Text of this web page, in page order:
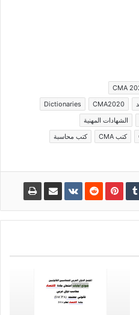
CMA
CMA2020
Dictionaries
الشهادات المهنية
كتب CMA
كتب محاسبة